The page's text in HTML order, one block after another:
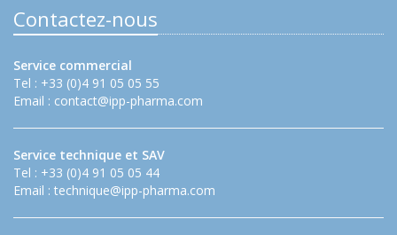
Contactez-nous
Service commercial
Tel : +33 (0)4 91 05 05 55
Email : contact@ipp-pharma.com
Service technique et SAV
Tel : +33 (0)4 91 05 05 44
Email : technique@ipp-pharma.com